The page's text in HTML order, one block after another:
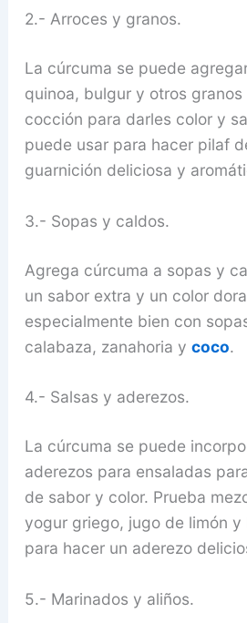
2.- Arroces y granos.
La cúrcuma se puede
quinoa, bulgur y otros granos
cocción para darles color y
puede usar para hacer pilaf
guarnición deliciosa y
3.- Sopas y caldos.
Agrega cúrcuma a sopas y
un sabor extra y un color
especialmente bien con
calabaza, zanahoria y coco.
4.- Salsas y aderezos.
La cúrcuma se puede
aderezos para ensaladas
de sabor y color. Prueba
yogur griego, jugo de limón y
para hacer un aderezo
5.- Marinados y aliños.